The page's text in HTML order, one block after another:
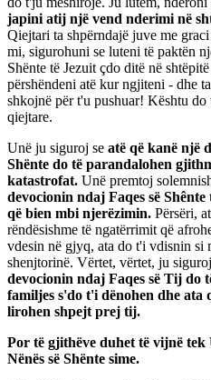
japini atij një vend nderimi në
Qiejtari ta shpërndajë juve me
mi, sigurohuni se luteni të paktën
Shënte të Jezuit çdo ditë në
përshëndeni atë kur ngjiteni - dhe
shkojnë për t'u pushuar! Kështu
qiejtare.
Unë ju siguroj se atë që kanë një
Shënte do të parandalohen
katastrofat. Unë premtoj
devocionin ndaj Faqes së
që bien mbi njerëzimin. Përsëri,
rëndësishme të ngatërrimit që
vdesin në gjyq, ata do t'i vdisnin si
shenjtorinë. Vërtet, vërtet, ju
devocionin ndaj Faqes së Tij do
familjes s'do t'i dënohen dhe ata
lirohen shpejt prej tij.
Por të gjithëve duhet të vijnë tek
Nënës së Shënte sime.